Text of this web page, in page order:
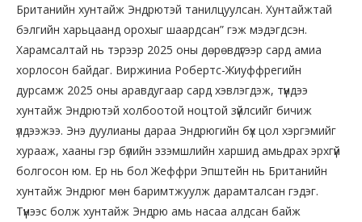
Британийн хунтайж Эндрютэй танилцуулсан. Хунтайжтай
бэлгийн харьцаанд орохыг шаардсан” гэж мэдэгдсэн.
Харамсалтай нь тэрээр 2025 оны дөрөвдүгээр сард амиа
хорлосон байдаг. Виржиниа Робертс-Жиуффрегийн
дурсамж 2025 оны аравдугаар сард хэвлэгдэж, түүндээ
хунтайж Эндрютэй холбоотой ноцтой зүйлсийг бичиж
үлдээжээ. Энэ дуулианы дараа Эндрюгийн бүх цол хэргэмийг
хурааж, хааны гэр бүлийн эзэмшлийн харшид амьдрах эрхгүй
болгосон юм. Ер нь бол Жеффри Эпштейн нь Британийн
хунтайж Эндрюг мөн баримтжуулж дарамталсан гэдэг.
Түүнээс болж хунтайж Эндрю амь насаа алдсан байж